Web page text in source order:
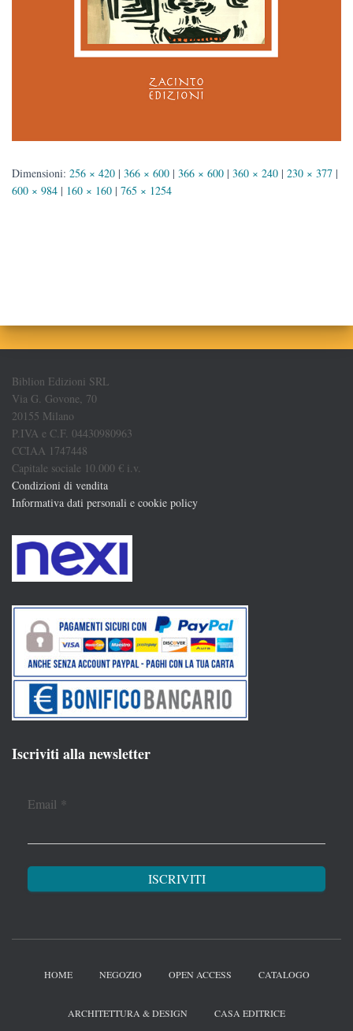
Dimensioni: 256 × 420 | 366 × 600 | 366 × 600 | 360 × 240 | 230 × 377 |
600 × 984 | 160 × 160 | 765 × 1254
Biblion Edizioni SRL
Via G. Govone, 70
20155 Milano
P.IVA e C.F. 04430980963
CCIAA 1747448
Capitale sociale 10.000 € i.v.
Condizioni di vendita
Informativa dati personali e cookie policy
Iscriviti alla newsletter
Email *
HOME NEGOZIO OPEN ACCESS CATALOGO
ARCHITETTURA & DESIGN CASA EDITRICE